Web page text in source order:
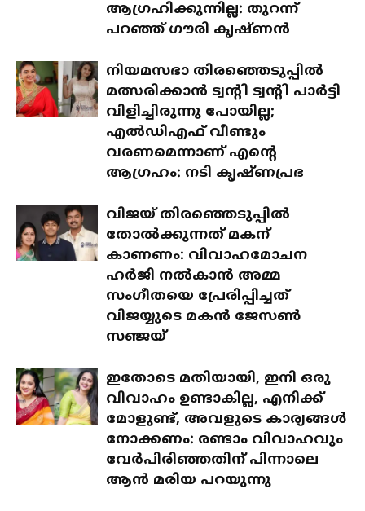
ആഗ്രഹിക്കുന്നില്ല: തുറന്ന്
പറഞ്ഞ് ഗൗരി കൃഷ്ണൻ
നിയമസഭാ തിരഞ്ഞെടുപ്പിൽ
മത്സരിക്കാൻ ട്വന്റി ട്വന്റി പാർട്ടി
വിളിച്ചിരുന്നു പോയില്ല;
എൽഡിഎഫ് വീണ്ടും
വരണമെന്നാണ് എന്റെ
ആഗ്രഹം: നടി കൃഷ്ണപ്രഭ
വിജയ് തിരഞ്ഞെടുപ്പിൽ
തോൽക്കുന്നത് മകന്
കാണണം: വിവാഹമോചന
ഹർജി നൽകാൻ അമ്മ
സംഗീതയെ പ്രേരിപ്പിച്ചത്
വിജയ്യുടെ മകൻ ജേസൺ
സഞ്ജയ്
ഇതോടെ മതിയായി, ഇനി ഒരു
വിവാഹം ഉണ്ടാകില്ല, എനിക്ക്
മോളുണ്ട്, അവളുടെ കാര്യങ്ങൾ
നോക്കണം: രണ്ടാം വിവാഹവും
വേർപിരിഞ്ഞതിന് പിന്നാലെ
ആൻ മരിയ പറയുന്നു